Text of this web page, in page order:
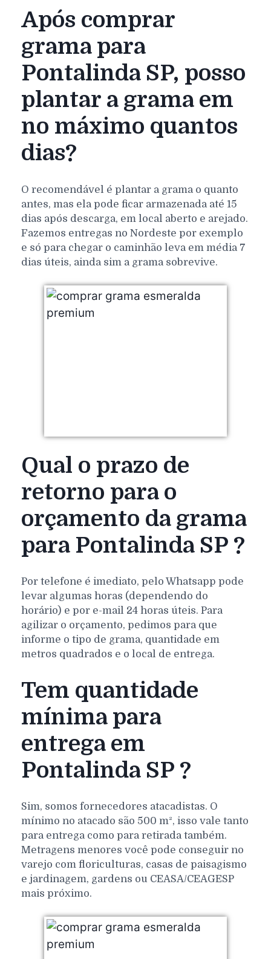
Após comprar
grama para
Pontalinda SP, posso
plantar a grama em
no máximo quantos
dias?
O recomendável é plantar a grama o quanto
antes, mas ela pode ficar armazenada até 15
dias após descarga, em local aberto e arejado.
Fazemos entregas no Nordeste por exemplo
e só para chegar o caminhão leva em média 7
dias úteis, ainda sim a grama sobrevive.
Qual o prazo de
retorno para o
orçamento da grama
para Pontalinda SP ?
Por telefone é imediato, pelo Whatsapp pode
levar algumas horas (dependendo do
horário) e por e-mail 24 horas úteis. Para
agilizar o orçamento, pedimos para que
informe o tipo de grama, quantidade em
metros quadrados e o local de entrega.
Tem quantidade
mínima para
entrega em
Pontalinda SP ?
Sim, somos fornecedores atacadistas. O
mínimo no atacado são 500 m², isso vale tanto
para entrega como para retirada também.
Metragens menores você pode conseguir no
varejo com floriculturas, casas de paisagismo
e jardinagem, gardens ou CEASA/CEAGESP
mais próximo.